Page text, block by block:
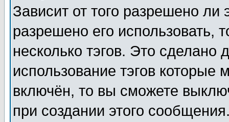
Зависит от того разрешено
разрешено его использовать,
несколько тэгов. Это сделано
использование тэгов
включён, то вы сможете
при создании этого